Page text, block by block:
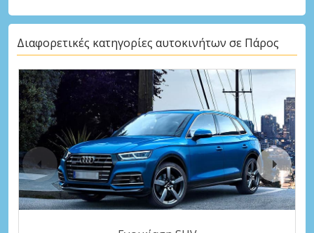
Διαφορετικές κατηγορίες αυτοκινήτων σε Πάρος